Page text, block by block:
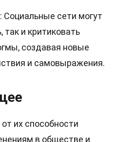
: Социальные сети могут
так и критиковать
создавая новые
и самовыражения.
их способности
в обществе и